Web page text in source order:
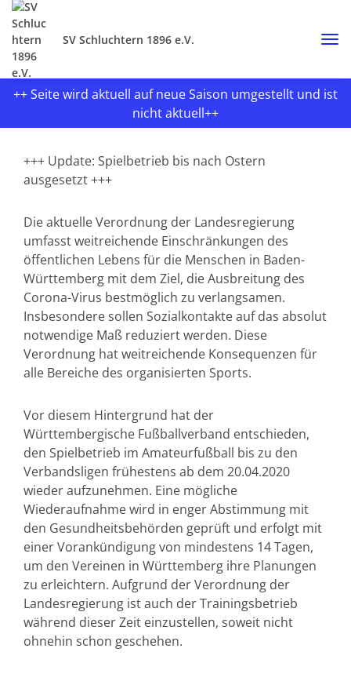
SV Schluchtern 1896 e.V.
++ Seite wird aktuell auf neue Saison umgestellt und ist
nicht aktuell++
+++ Update: Spielbetrieb bis nach Ostern
ausgesetzt +++
Die aktuelle Verordnung der Landesregierung
umfasst weitreichende Einschränkungen des
öffentlichen Lebens für die Menschen in Baden-
Württemberg mit dem Ziel, die Ausbreitung des
Corona-Virus bestmöglich zu verlangsamen.
Insbesondere sollen Sozialkontakte auf das absolut
notwendige Maß reduziert werden. Diese
Verordnung hat weitreichende Konsequenzen für
alle Bereiche des organisierten Sports.
Vor diesem Hintergrund hat der
Württembergische Fußballverband entschieden,
den Spielbetrieb im Amateurfußball bis zu den
Verbandsligen frühestens ab dem 20.04.2020
wieder aufzunehmen. Eine mögliche
Wiederaufnahme wird in enger Abstimmung mit
den Gesundheitsbehörden geprüft und erfolgt mit
einer Vorankündigung von mindestens 14 Tagen,
um den Vereinen in Württemberg ihre Planungen
zu erleichtern. Aufgrund der Verordnung der
Landesregierung ist auch der Trainingsbetrieb
während dieser Zeit einzustellen, soweit nicht
ohnehin schon geschehen.